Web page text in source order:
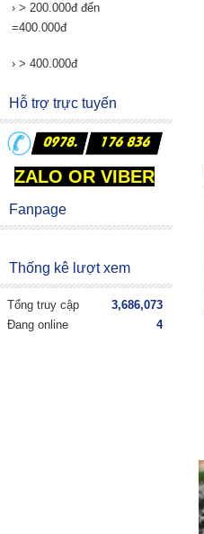
› > 200.000đ đến
=400.000đ
› > 400.000đ
Hỗ trợ trực tuyến
ZALO OR VIBER
Fanpage
Thống kê lượt xem
Tổng truy cập
3,686,073
Đang online
4